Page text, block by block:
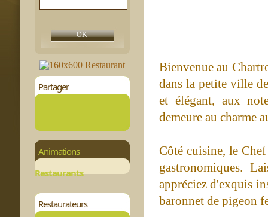
Partager
Animations
Restaurants
Restaurateurs
Bienvenue au
dans la petite ville
et élégant, aux
demeure au charme
Côté cuisine, le
gastronomiques.
appréciez d'exquis
baronnet de pigeon